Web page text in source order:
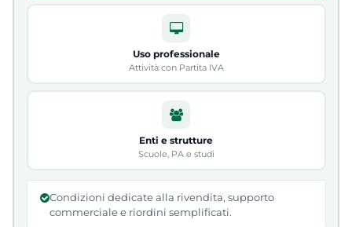
Uso professionale
Attività con Partita IVA
Enti e strutture
Scuole, PA e studi
Condizioni dedicate alla rivendita, supporto
commerciale e riordini semplificati.